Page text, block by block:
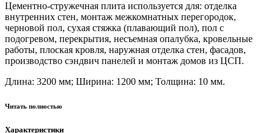
Цементно-стружечная плита используется для: отделка
внутренних стен, монтаж межкомнатных перегородок,
черновой пол, сухая стяжка (плавающий пол), пол с
подогревом, перекрытия, несъемная опалубка, кровельные
работы, плоская кровля, наружная отделка стен, фасадов,
производство сэндвич панелей и монтаж домов из ЦСП.
Длина: 3200 мм; Ширина: 1200 мм; Толщина: 10 мм.
Читать полностью
Характеристики